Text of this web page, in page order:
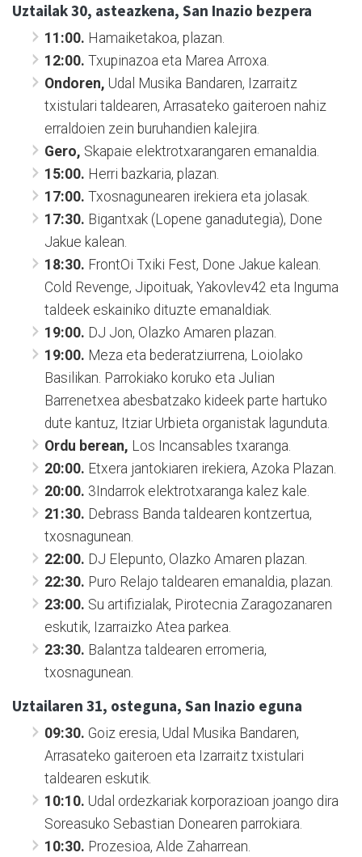
Uztailak 30, asteazkena, San Inazio bezpera
11:00. Hamaiketakoa, plazan.
12:00. Txupinazoa eta Marea Arroxa.
Ondoren, Udal Musika Bandaren, Izarraitz
txistulari taldearen, Arrasateko gaiteroen nahiz
erraldoien zein buruhandien kalejira.
Gero, Skapaie elektrotxarangaren emanaldia.
15:00. Herri bazkaria, plazan.
17:00. Txosnagunearen irekiera eta jolasak.
17:30. Bigantxak (Lopene ganadutegia), Done
Jakue kalean.
18:30. FrontOi Txiki Fest, Done Jakue kalean.
Cold Revenge, Jipoituak, Yakovlev42 eta Inguma
taldeek eskainiko dituzte emanaldiak.
19:00. DJ Jon, Olazko Amaren plazan.
19:00. Meza eta bederatziurrena, Loiolako
Basilikan. Parrokiako koruko eta Julian
Barrenetxea abesbatzako kideek parte hartuko
dute kantuz, Itziar Urbieta organistak lagunduta.
Ordu berean, Los Incansables txaranga.
20:00. Etxera jantokiaren irekiera, Azoka Plazan.
20:00. 3Indarrok elektrotxaranga kalez kale.
21:30. Debrass Banda taldearen kontzertua,
txosnagunean.
22:00. DJ Elepunto, Olazko Amaren plazan.
22:30. Puro Relajo taldearen emanaldia, plazan.
23:00. Su artifizialak, Pirotecnia Zaragozanaren
eskutik, Izarraizko Atea parkea.
23:30. Balantza taldearen erromeria,
txosnagunean.
Uztailaren 31, osteguna, San Inazio eguna
09:30. Goiz eresia, Udal Musika Bandaren,
Arrasateko gaiteroen eta Izarraitz txistulari
taldearen eskutik.
10:10. Udal ordezkariak korporazioan joango dira
Soreasuko Sebastian Donearen parrokiara.
10:30. Prozesioa, Alde Zaharrean.